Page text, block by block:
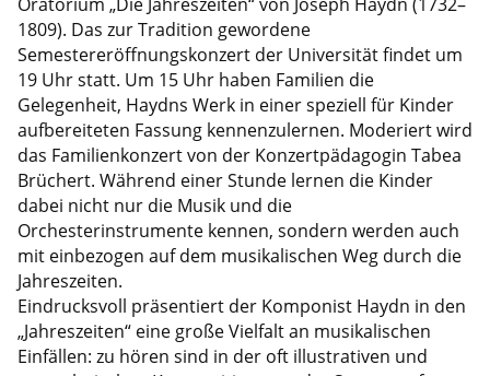
1809). Das zur Tradition gewordene
Semestereröffnungskonzert der Universität findet um
19 Uhr statt. Um 15 Uhr haben Familien die
Gelegenheit, Haydns Werk in einer speziell für Kinder
aufbereiteten Fassung kennenzulernen. Moderiert wird
das Familienkonzert von der Konzertpädagogin Tabea
Brüchert. Während einer Stunde lernen die Kinder
dabei nicht nur die Musik und die
Orchesterinstrumente kennen, sondern werden auch
mit einbezogen auf dem musikalischen Weg durch die
Jahreszeiten.
Eindrucksvoll präsentiert der Komponist Haydn in den
„Jahreszeiten“ eine große Vielfalt an musikalischen
Einfällen: zu hören sind in der oft illustrativen und